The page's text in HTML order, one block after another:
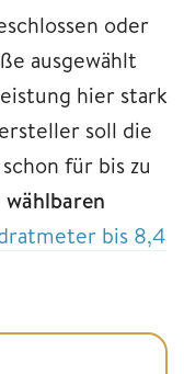
oder
ausgewählt
hier stark
soll die
für bis zu
wählbaren
bis 8,4